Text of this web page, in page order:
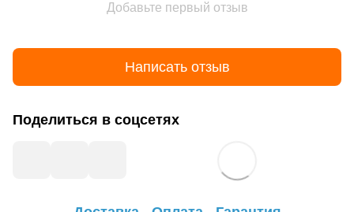
Добавьте первый отзыв
Написать отзыв
Поделиться в соцсетях